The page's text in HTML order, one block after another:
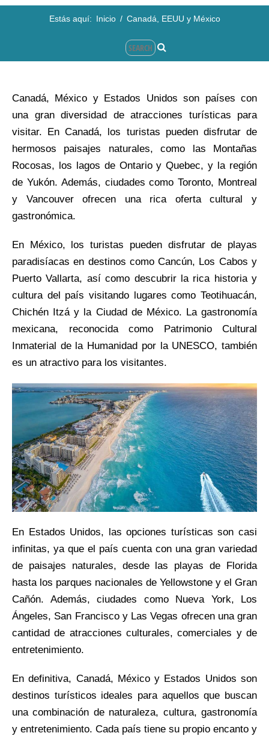
Estás aquí: Inicio / Canadá, EEUU y México
Canadá, México y Estados Unidos son países con
una gran diversidad de atracciones turísticas para
visitar. En Canadá, los turistas pueden disfrutar de
hermosos paisajes naturales, como las Montañas
Rocosas, los lagos de Ontario y Quebec, y la región
de Yukón. Además, ciudades como Toronto, Montreal
y Vancouver ofrecen una rica oferta cultural y
gastronómica.
En México, los turistas pueden disfrutar de playas
paradisíacas en destinos como Cancún, Los Cabos y
Puerto Vallarta, así como descubrir la rica historia y
cultura del país visitando lugares como Teotihuacán,
Chichén Itzá y la Ciudad de México. La gastronomía
mexicana, reconocida como Patrimonio Cultural
Inmaterial de la Humanidad por la UNESCO, también
es un atractivo para los visitantes.
En Estados Unidos, las opciones turísticas son casi
infinitas, ya que el país cuenta con una gran variedad
de paisajes naturales, desde las playas de Florida
hasta los parques nacionales de Yellowstone y el Gran
Cañón. Además, ciudades como Nueva York, Los
Ángeles, San Francisco y Las Vegas ofrecen una gran
cantidad de atracciones culturales, comerciales y de
entretenimiento.
En definitiva, Canadá, México y Estados Unidos son
destinos turísticos ideales para aquellos que buscan
una combinación de naturaleza, cultura, gastronomía
y entretenimiento. Cada país tiene su propio encanto y